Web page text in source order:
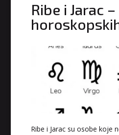
Ribe i Jarac
Ribe i Jarac su osobe koje